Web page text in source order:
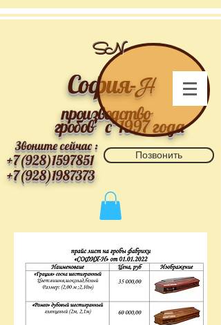
София-Н
производство
гробовс 1997 года
SN
Звоните сейчас :
+7(928)1597851
+7(928)1987373
Позвонить